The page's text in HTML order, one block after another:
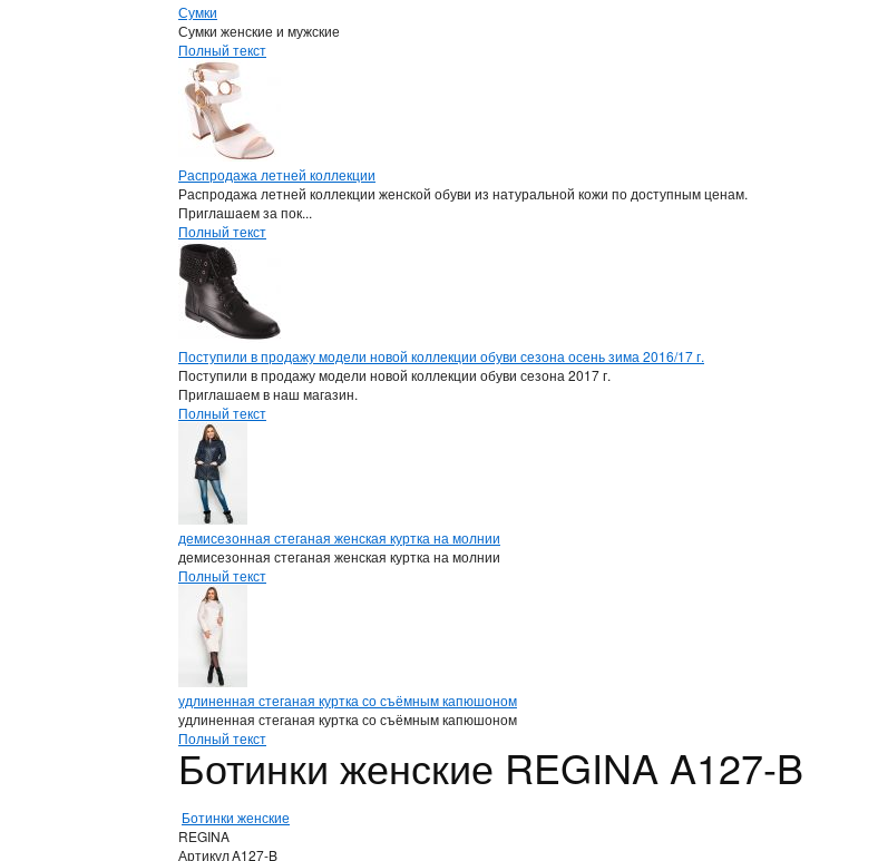
Сумки
Сумки женские и мужские
Полный текст
Распродажа летней коллекции
Распродажа летней коллекции женской обуви из натуральной кожи по доступным ценам.
Приглашаем за пок...
Полный текст
Поступили в продажу модели новой коллекции обуви сезона осень зима 2016/17 г.
Поступили в продажу модели новой коллекции обуви сезона 2017 г.
Приглашаем в наш магазин.
Полный текст
демисезонная стеганая женская куртка на молнии
демисезонная стеганая женская куртка на молнии
Полный текст
удлиненная стеганая куртка со съёмным капюшоном
удлиненная стеганая куртка со съёмным капюшоном
Полный текст
Ботинки женские REGINA A127-B
Ботинки женские
REGINA
АртикулA127-B